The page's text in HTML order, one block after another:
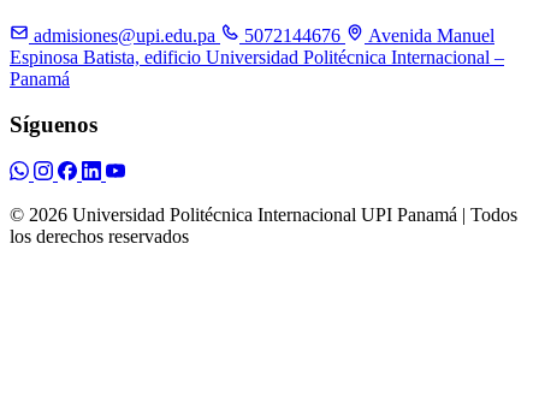
admisiones@upi.edu.pa 5072144676
Avenida Manuel
Espinosa Batista, edificio Universidad Politécnica Internacional –
Panamá
Síguenos
© 2026 Universidad Politécnica Internacional UPI Panamá | Todos
los derechos reservados